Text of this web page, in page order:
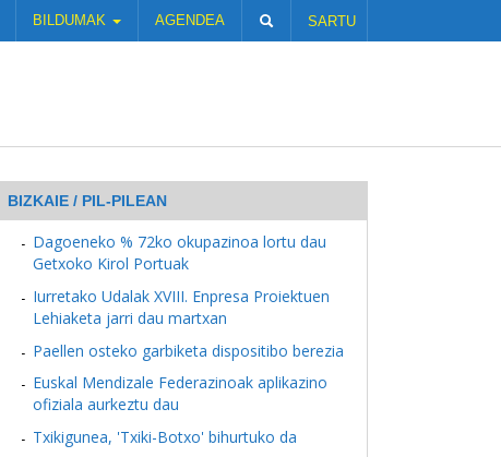
BILDUMAK AGENDEA SARTU
BIZKAIE / PIL-PILEAN
Dagoeneko % 72ko okupazinoa lortu dau
Getxoko Kirol Portuak
Iurretako Udalak XVIII. Enpresa Proiektuen
Lehiaketa jarri dau martxan
Paellen osteko garbiketa dispositibo berezia
Euskal Mendizale Federazinoak aplikazino
ofiziala aurkeztu dau
Txikigunea, 'Txiki-Botxo' bihurtuko da